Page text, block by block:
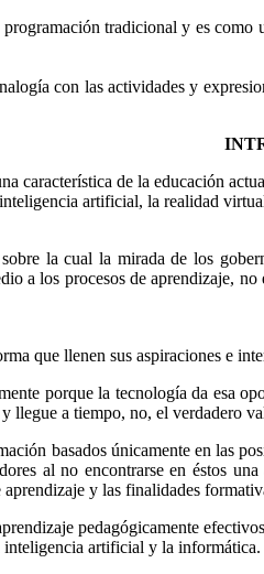
tradicional y es
con las actividades y
característica de la educación
artificial, la realidad
la cual la mirada de los
a los procesos de aprendizaje,
que llenen sus aspiraciones e
porque la tecnología da esa
a tiempo, no, el verdadero
basados únicamente en las
al no encontrarse en éstos
y las finalidades
pedagógicamente
inteligencia artificial y la informática.